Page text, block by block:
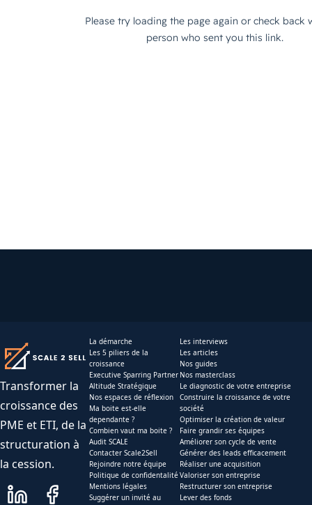
Transformer la
croissance des
PME et ETI, de la
structuration à
la cession.
La démarche
Les 5 piliers de la
croissance
Executive Sparring Partner
Altitude Stratégique
Nos espaces de réflexion
Ma boite est-elle
dependante ?
Combien vaut ma boite ?
Audit SCALE
Contacter Scale2Sell
Rejoindre notre équipe
Politique de confidentalité
Mentions légales
Suggérer un invité au
Les interviews
Les articles
Nos guides
Nos masterclass
Le diagnostic de votre entreprise
Construire la croissance de votre
société
Optimiser la création de valeur
Faire grandir ses équipes
Améliorer son cycle de vente
Générer des leads efficacement
Réaliser une acquisition
Valoriser son entreprise
Restructurer son entreprise
Lever des fonds